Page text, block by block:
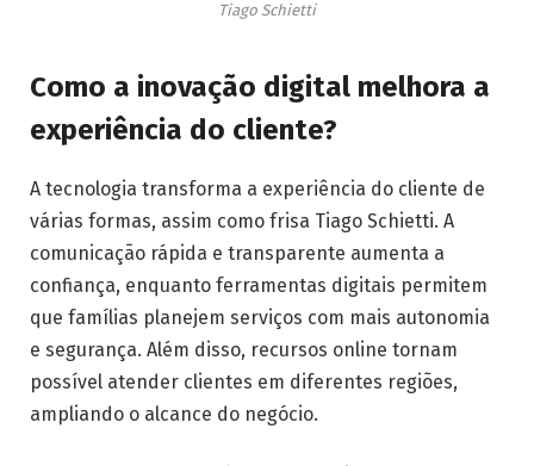
Tiago Schietti
Como a inovação digital melhora a
experiência do cliente?
A tecnologia transforma a experiência do cliente de
várias formas, assim como frisa Tiago Schietti. A
comunicação rápida e transparente aumenta a
confiança, enquanto ferramentas digitais permitem
que famílias planejem serviços com mais autonomia
e segurança. Além disso, recursos online tornam
possível atender clientes em diferentes regiões,
ampliando o alcance do negócio.